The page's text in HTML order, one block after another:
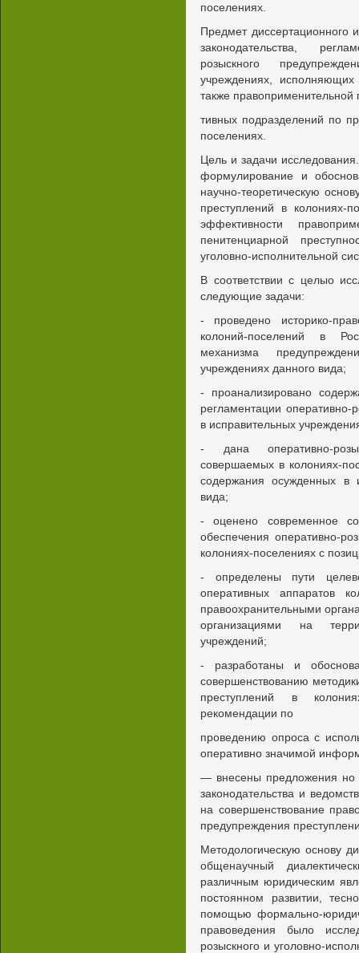
поселениях.
Предмет диссертационного
законодательства,
розыскного
учреждениях,
также правоприменительной
тивных подразделений по
поселениях.
Цель и задачи
формулирование и
научно-теоретическую
преступлений в колониях-
эффективности
пенитенциарной
уголовно-исполнительной
В соответствии с целыо
следующие задачи:
- проведено историко-
колоний-поселений в
механизма
учреждениях данного вида;
- проанализировано
регламентации оперативно-
в исправительных
- дана оперативно-
совершаемых в колониях-
содержания осужденных в
вида;
- оценено современное
обеспечения оперативно-
колониях-поселениях с
- определены пути
оперативных аппаратов
правоохранительными
организациями на
учреждений;
- разработаны и
совершенствованию
преступлений в
рекомендации по
проведению опроса с
оперативно значимой
— внесены предложения
законодательства и
на совершенствование
предупреждения
Методологическую основу
общенаучный
различным юридическим
постоянном развитии,
помощью формально-
правоведения было
розыскного и уголовно-